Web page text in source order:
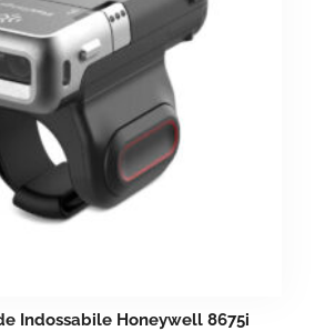
Indossabile Honeywell 8675i